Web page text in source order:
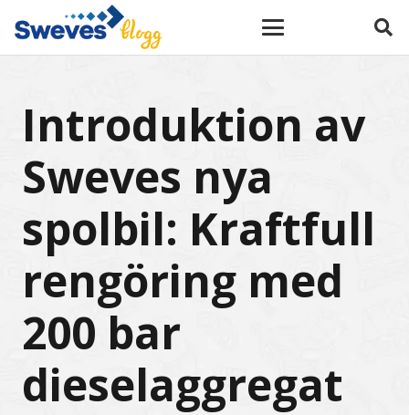
Introduktion av
Sweves nya
spolbil: Kraftfull
rengöring med
200 bar
dieselaggregat